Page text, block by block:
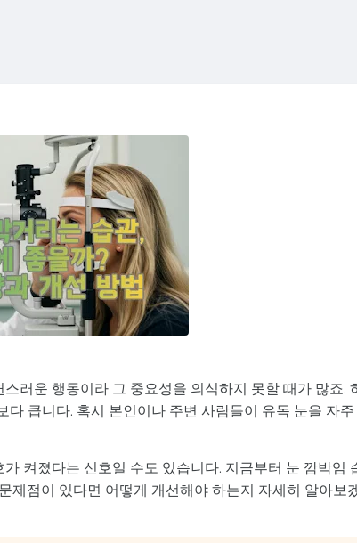
러운 행동이라 그 중요성을 의식하지 못할 때가 많죠.
큽니다. 혹시 본인이나 주변 사람들이 유독 눈을 자주
켜졌다는 신호일 수도 있습니다. 지금부터 눈 깜박임
제점이 있다면 어떻게 개선해야 하는지 자세히 알아보